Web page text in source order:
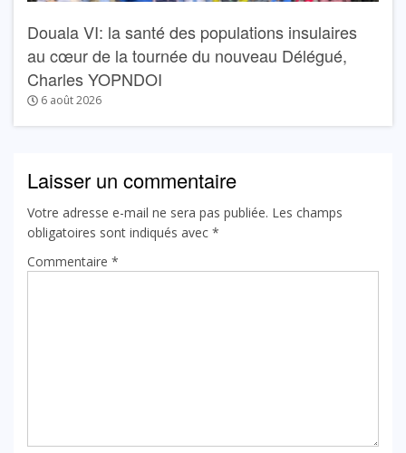
Douala VI: la santé des populations insulaires
au cœur de la tournée du nouveau Délégué,
Charles YOPNDOI
6 août 2026
Laisser un commentaire
Votre adresse e-mail ne sera pas publiée. Les champs
obligatoires sont indiqués avec *
Commentaire *